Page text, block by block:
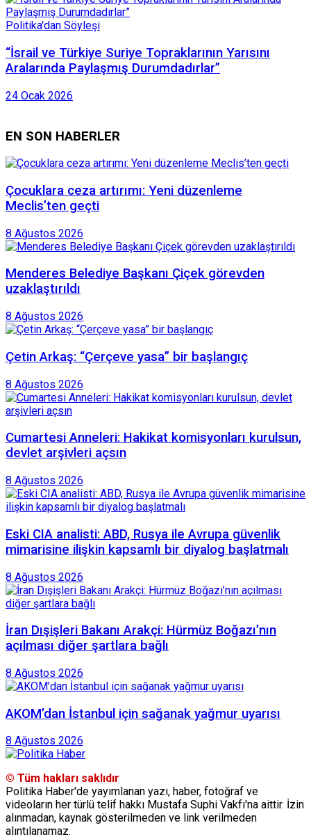
Politika'dan Söyleşi
“İsrail ve Türkiye Suriye Topraklarının Yarısını
Aralarında Paylaşmış Durumdadırlar”
24 Ocak 2026
EN SON HABERLER
Çocuklara ceza artırımı: Yeni düzenleme
Meclis’ten geçti
8 Ağustos 2026
Menderes Belediye Başkanı Çiçek görevden
uzaklaştırıldı
8 Ağustos 2026
Çetin Arkaş: “Çerçeve yasa” bir başlangıç
8 Ağustos 2026
Cumartesi Anneleri: Hakikat komisyonları kurulsun,
devlet arşivleri açsın
8 Ağustos 2026
Eski CIA analisti: ABD, Rusya ile Avrupa güvenlik
mimarisine ilişkin kapsamlı bir diyalog başlatmalı
8 Ağustos 2026
İran Dışişleri Bakanı Arakçi: Hürmüz Boğazı’nın
açılması diğer şartlara bağlı
8 Ağustos 2026
AKOM’dan İstanbul için sağanak yağmur uyarısı
8 Ağustos 2026
© Tüm hakları saklıdır
Politika Haber'de yayımlanan yazı, haber, fotoğraf ve
videoların her türlü telif hakkı Mustafa Suphi Vakfı'na aittir. İzin
alınmadan, kaynak gösterilmeden ve link verilmeden
alıntılanamaz.